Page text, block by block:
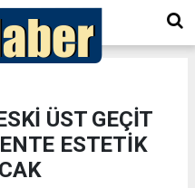
ÜST GEÇİT
ESTETİK